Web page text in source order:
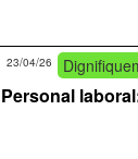
23/04/26
Personal